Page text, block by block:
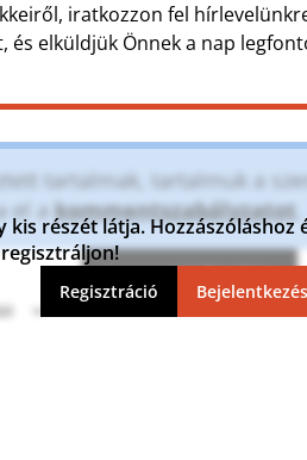
iratkozzon fel
és elküldjük Önnek a nap
tartalmak, tartalmuk a
el a kommentszabályzatot
kis részét látja.
Regisztráció Bejelentkezés